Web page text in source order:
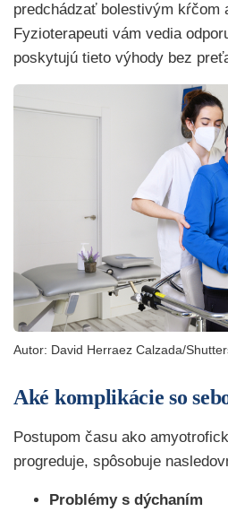
predchádzať bolestivým kŕčom
Fyzioterapeuti vám vedia
poskytujú tieto výhody bez
Autor: David Herraez Calzada/
Aké komplikácie so
Postupom času ako
progreduje, spôsobuje
Problémy s dýchaním